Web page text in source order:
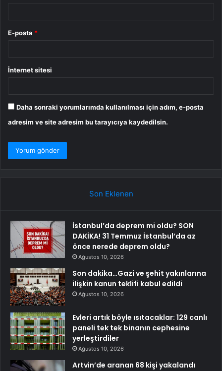
E-posta *
İnternet sitesi
Daha sonraki yorumlarımda kullanılması için adım, e-posta
adresim ve site adresim bu tarayıcıya kaydedilsin.
Son Eklenen
İstanbul’da deprem mi oldu? SON
DAKİKA! 31 Temmuz İstanbul’da az
önce nerede deprem oldu?
Ağustos 10, 2026
Son dakika…Gazi ve şehit yakınlarına
ilişkin kanun teklifi kabul edildi
Ağustos 10, 2026
Evleri artık böyle ısıtacaklar: 129 canlı
paneli tek tek binanın cephesine
yerleştirdiler
Ağustos 10, 2026
Artvin’de aranan 68 kişi yakalandı